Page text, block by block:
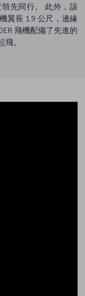
先同行。 此外，該
翼長 1.9 公尺，邊緣
飛機配備了先進的
。